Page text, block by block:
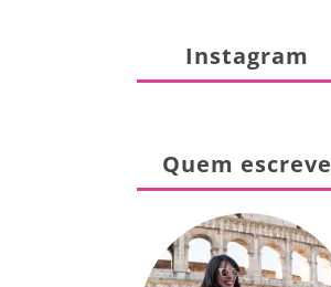
Instagram
Quem escreve